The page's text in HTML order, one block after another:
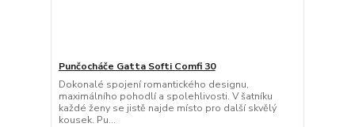
Punčocháče Gatta Softi Comfi 30
Dokonalé spojení romantického designu,
maximálního pohodlí a spolehlivosti. V šatníku
každé ženy se jistě najde místo pro další skvělý
kousek. Pu...